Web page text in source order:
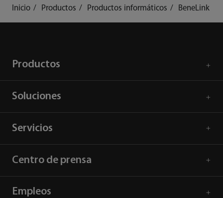
Inicio Productos Productos informáticos BeneLink
Productos
Soluciones
Servicios
Centro de prensa
Empleos